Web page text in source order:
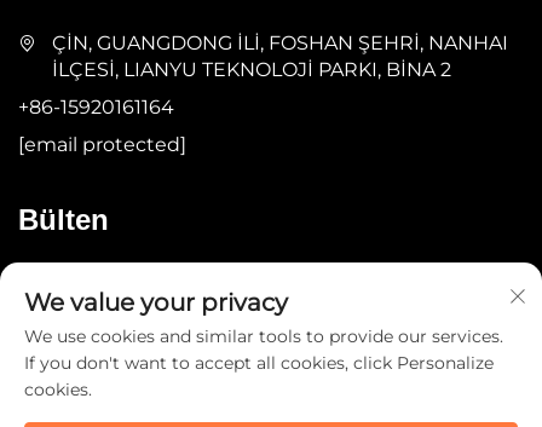
ÇİN, GUANGDONG İLİ, FOSHAN ŞEHRİ, NANHAI
İLÇESİ, LIANYU TEKNOLOJİ PARKI, BİNA 2
+86-15920161164
[email protected]
Bülten
We value your privacy
We use cookies and similar tools to provide our services.
If you don't want to accept all cookies, click Personalize
cookies.